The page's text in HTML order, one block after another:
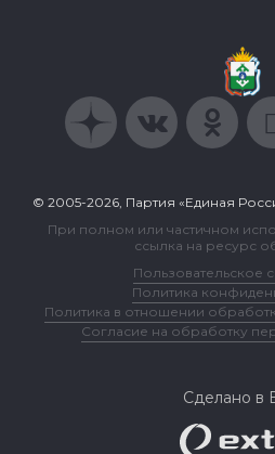
© 2005-2026, Партия «Единая
При полном или частичном
ссылка на ресурс
Пользовательское
Политика
Политика в отношении
Согласие на обработку
Сделано в